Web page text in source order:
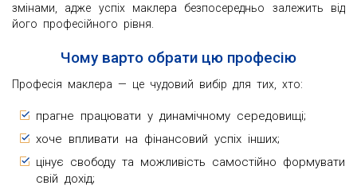
змінами, адже успіх маклера безпосередньо залежить від
його професійного рівня.
Чому варто обрати цю професію
Професія маклера — це чудовий вибір для тих, хто:
прагне працювати у динамічному середовищі;
хоче впливати на фінансовий успіх інших;
цінує свободу та можливість самостійно формувати
свій дохід;